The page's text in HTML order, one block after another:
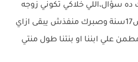
سؤال،اللي خلاكي تكوني زوجه
وانتي لسه مكملتيش17سنة وصبرك منفذش يبقى ازاي
علي ابننا او بنتنا طول منتي